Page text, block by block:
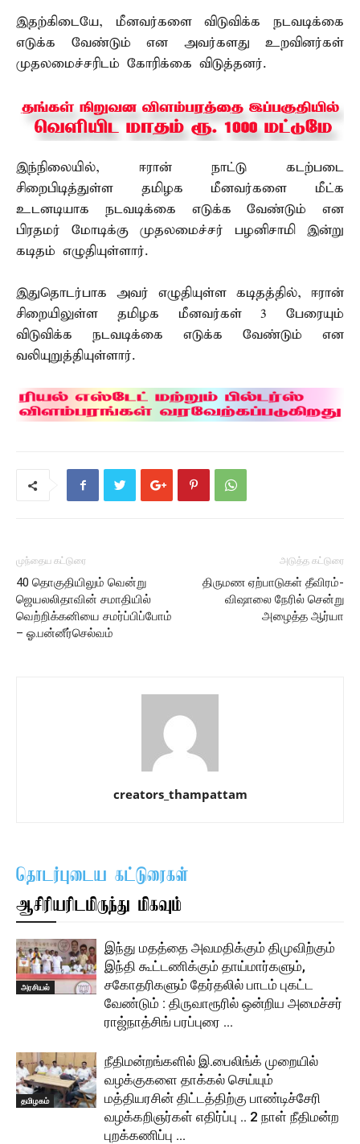
இதற்கிடையே, மீனவர்களை விடுவிக்க நடவடிக்கை
எடுக்க வேண்டும் என அவர்களது உறவினர்கள்
முதலமைச்சரிடம் கோரிக்கை விடுத்தனர்.
இந்நிலையில், ஈரான் நாட்டு கடற்படை
சிறைபிடித்துள்ள தமிழக மீனவர்களை மீட்க
உடனடியாக நடவடிக்கை எடுக்க வேண்டும் என
பிரதமர் மோடிக்கு முதலமைச்சர் பழனிசாமி இன்று
கடிதம் எழுதியுள்ளார்.
இதுதொடர்பாக அவர் எழுதியுள்ள கடிதத்தில், ஈரான்
சிறையிலுள்ள தமிழக மீனவர்கள் 3 பேரையும்
விடுவிக்க நடவடிக்கை எடுக்க வேண்டும் என
வலியுறுத்தியுள்ளார்.
முந்தைய கட்டுரை
40 தொகுதியிலும் வென்று
ஜெயலலிதாவின் சமாதியில்
வெற்றிக்கனியை சமர்ப்பிப்போம்
– ஓ.பன்னீர்செல்வம்
அடுத்த கட்டுரை
திருமண ஏற்பாடுகள் தீவிரம்-
விஷாலை நேரில் சென்று
அழைத்த ஆர்யா
creators_thampattam
தொடர்புடைய கட்டுரைகள்
ஆசிரியரிடமிருந்து மிகவும்
அரசியல்
இந்து மதத்தை அவமதிக்கும் திமுவிற்கும்
இந்தி கூட்டணிக்கும் தாய்மார்களும்,
சகோதரிகளும் தேர்தலில் பாடம் புகட்ட
வேண்டும் : திருவாரூரில் ஒன்றிய அமைச்சர்
ராஜ்நாத்சிங் பரப்புரை …
தமிழகம்
நீதிமன்றங்களில் இ.பைலிங்க் முறையில்
வழக்குகளை தாக்கல் செய்யும்
மத்தியரசின் திட்டத்திற்கு பாண்டிச்சேரி
வழக்கறிஞர்கள் எதிர்ப்பு .. 2 நாள் நீதிமன்ற
புறக்கணிப்பு …